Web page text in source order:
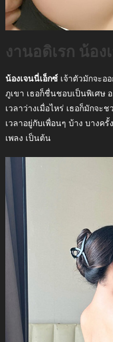
งานอดิเรก น้อง
น้องเจนนี่เอ็กซ์เจ้าตัวมักจะออ
ภูเขา เธอก็ชื่นชอบเป็นพิเศษ
เวลาว่างเมื่อไหร่ เธอก็มักจะ
เวลาอยู่กับเพื่อนๆ บ้าง บางค
เพลง เป็นต้น